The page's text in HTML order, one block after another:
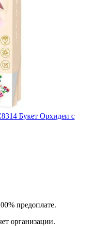
Букет Орхидеи c
предоплате.
организации.